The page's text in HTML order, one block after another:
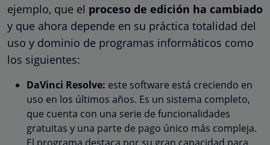
ejemplo, que el proceso de edición ha cambiado
y que ahora depende en su práctica totalidad del
uso y dominio de programas informáticos como
los siguientes:
DaVinci Resolve: este software está creciendo en
uso en los últimos años. Es un sistema completo,
que cuenta con una serie de funcionalidades
gratuitas y una parte de pago único más compleja.